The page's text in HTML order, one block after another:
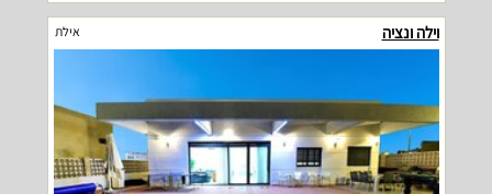
וילה ונציה אילת